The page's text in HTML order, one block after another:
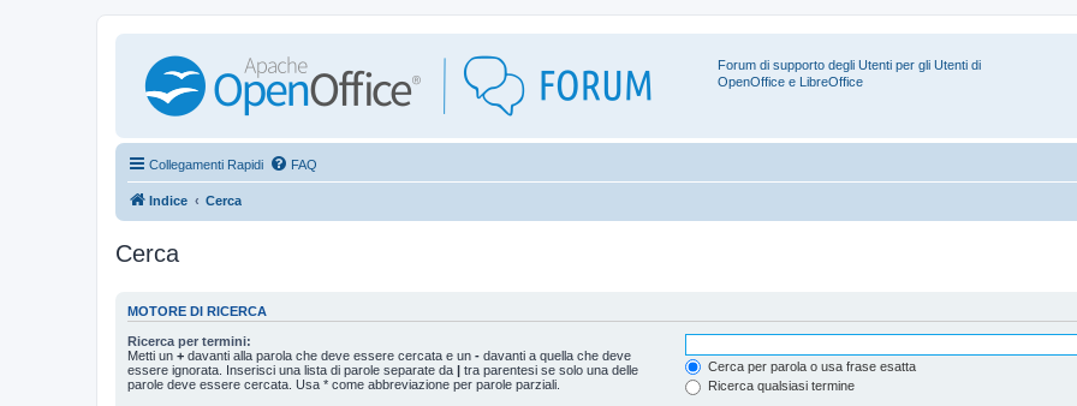
Forum di supporto degli Utenti per gli Utenti di
OpenOffice e LibreOffice
Collegamenti Rapidi FAQ
Indice Cerca
Cerca
MOTORE DI RICERCA
Ricerca per termini:
Metti un + davanti alla parola che deve essere cercata e un - davanti a quella che deve
essere ignorata. Inserisci una lista di parole separate da | tra parentesi se solo una delle
parole deve essere cercata. Usa * come abbreviazione per parole parziali.
Cerca per parola o usa frase esatta
Ricerca qualsiasi termine